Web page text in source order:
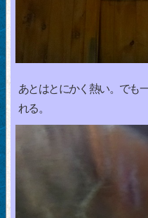
あとはとにかく熱い。でも
れる。